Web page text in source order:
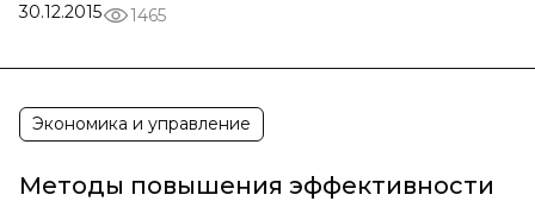
30.12.2015
1465
Экономика и управление
Методы повышения эффективности